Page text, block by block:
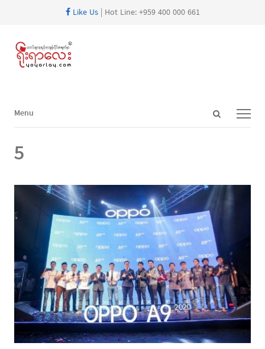
Like Us| Hot Line: +959 400 000 661
Open
Menu
Menu
5